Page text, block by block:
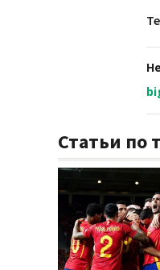
Статьи по